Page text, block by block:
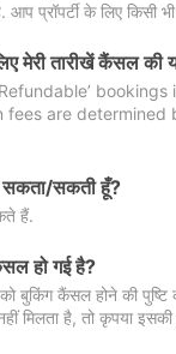
प्रॉपर्टी के लिए किसी
मेरी तारीखें कैंसल की
fees are
सकता/सकती हूँ?
हैं.
हो गई है?
बुकिंग कैंसल होने की
है, तो कृपया